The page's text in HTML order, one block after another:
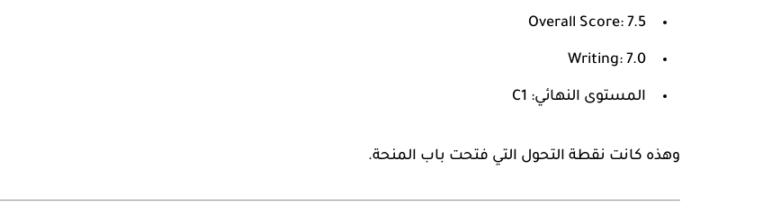
Overall Score: 7.5
Writing: 7.0
المستوى النهائي: C1
وهذه كانت نقطة التحول التي فتحت باب المنحة.